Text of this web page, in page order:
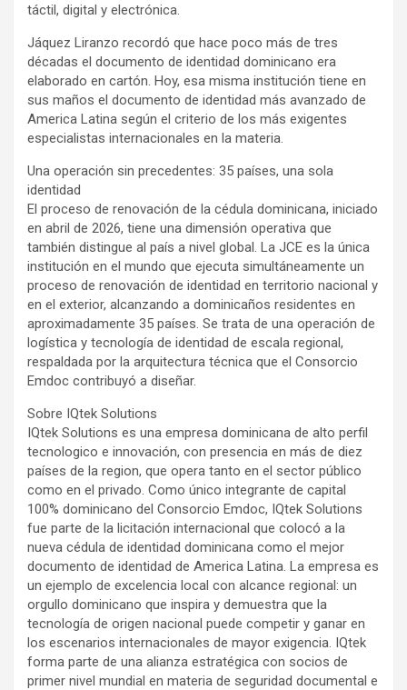
táctil, digital y electrónica.
Jáquez Liranzo recordó que hace poco más de tres
décadas el documento de identidad dominicano era
elaborado en cartón. Hoy, esa misma institución tiene en
sus maños el documento de identidad más avanzado de
America Latina según el criterio de los más exigentes
especialistas internacionales en la materia.
Una operación sin precedentes: 35 países, una sola
identidad
El proceso de renovación de la cédula dominicana, iniciado
en abril de 2026, tiene una dimensión operativa que
también distingue al país a nivel global. La JCE es la única
institución en el mundo que ejecuta simultáneamente un
proceso de renovación de identidad en territorio nacional y
en el exterior, alcanzando a dominicaños residentes en
aproximadamente 35 países. Se trata de una operación de
logística y tecnología de identidad de escala regional,
respaldada por la arquitectura técnica que el Consorcio
Emdoc contribuyó a diseñar.
Sobre IQtek Solutions
IQtek Solutions es una empresa dominicana de alto perfil
tecnologico e innovación, con presencia en más de diez
países de la region, que opera tanto en el sector público
como en el privado. Como único integrante de capital
100% dominicano del Consorcio Emdoc, IQtek Solutions
fue parte de la licitación internacional que colocó a la
nueva cédula de identidad dominicana como el mejor
documento de identidad de America Latina. La empresa es
un ejemplo de excelencia local con alcance regional: un
orgullo dominicano que inspira y demuestra que la
tecnología de origen nacional puede competir y ganar en
los escenarios internacionales de mayor exigencia. IQtek
forma parte de una alianza estratégica con socios de
primer nivel mundial en materia de seguridad documental e